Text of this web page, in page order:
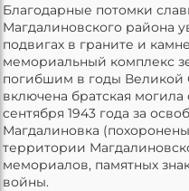
Благодарные потомки
Магдалиновского района
подвигах в граните и
мемориальный комплекс
погибшим в годы Великой
включена братская
сентября 1943 года за
Магдалиновка
территории
мемориалов, памятных
войны.